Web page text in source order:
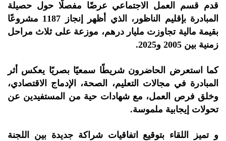
قدم قسم العمل الاجتماعي عرضًا مفصلًا حول حصيلة
المبادرة بإقليم الناظور، الذي أظهر إنجاز 1187 مشروعًا
بقيمة مالية تجاوزت مليار درهم، موزعة على ثلاث مراحل
زمنية بين 2005 و2025.
كما استعرض الحاضرون شريطًا سمعيًا بصريًا يعكس أثر
المبادرة في مجالات التعليم، الصحة، الإدماج الاقتصادي،
وخلق فرص العمل، مع شهادات حية من المستفيدين عن
تحولات إيجابية ملموسة.
و تميز اللقاء بتوقيع اتفاقيات شراكة جديدة بين اللجنة